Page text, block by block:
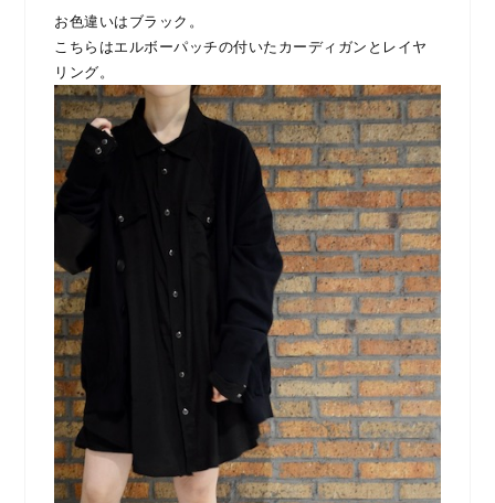
お色違いはブラック。
こちらはエルボーパッチの付いたカーディガンとレイヤ
リング。